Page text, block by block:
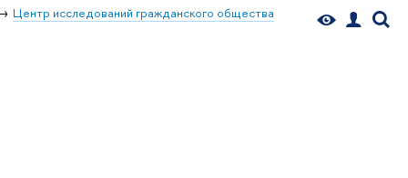
Центр исследований гражданского общества